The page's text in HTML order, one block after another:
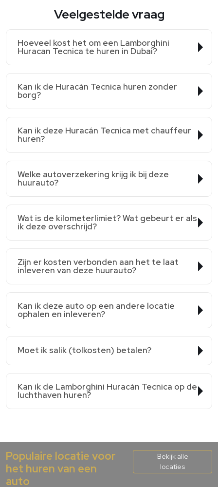
Veelgestelde vraag
Hoeveel kost het om een Lamborghini
Huracan Tecnica te huren in Dubai?
Kan ik de Huracán Tecnica huren zonder
borg?
Kan ik deze Huracán Tecnica met chauffeur
huren?
Welke autoverzekering krijg ik bij deze
huurauto?
Wat is de kilometerlimiet? Wat gebeurt er als
ik deze overschrijd?
Zijn er kosten verbonden aan het te laat
inleveren van deze huurauto?
Kan ik deze auto op een andere locatie
ophalen en inleveren?
Moet ik salik (tolkosten) betalen?
Kan ik de Lamborghini Huracán Tecnica op de
luchthaven huren?
Populaire locatie voor
het huren van een
auto
Bekijk alle
locaties